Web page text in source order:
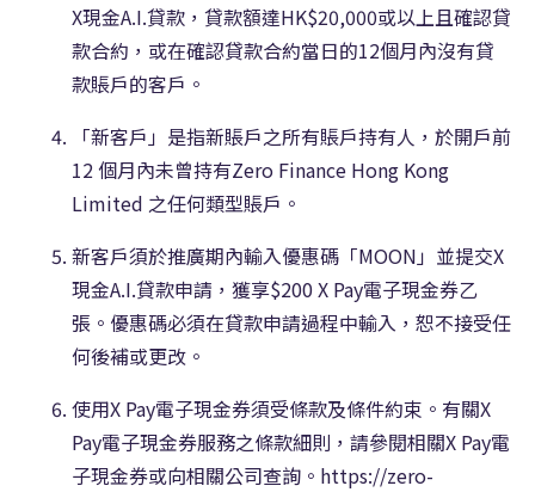
X現金A.I.貸款，貸款額達HK$20,000或以上且確認貸
款合約，或在確認貸款合約當日的12個月內沒有貸
款賬戶的客戶。
「新客戶」是指新賬戶之所有賬戶持有人，於開戶前
12 個月內未曾持有Zero Finance Hong Kong
Limited 之任何類型賬戶。
新客戶須於推廣期內輸入優惠碼「MOON」並提交X
現金A.I.貸款申請，獲享$200 X Pay電子現金券乙
張。優惠碼必須在貸款申請過程中輸入，恕不接受任
何後補或更改。
使用X Pay電子現金券須受條款及條件約束。有關X
Pay電子現金券服務之條款細則，請參閱相關X Pay電
子現金券或向相關公司查詢。https://zero-